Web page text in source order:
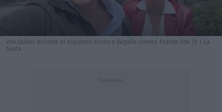
Vito Quiles durante el supuesto acoso a Begoña Gómez. Fuente Eda TV / La
Sexta